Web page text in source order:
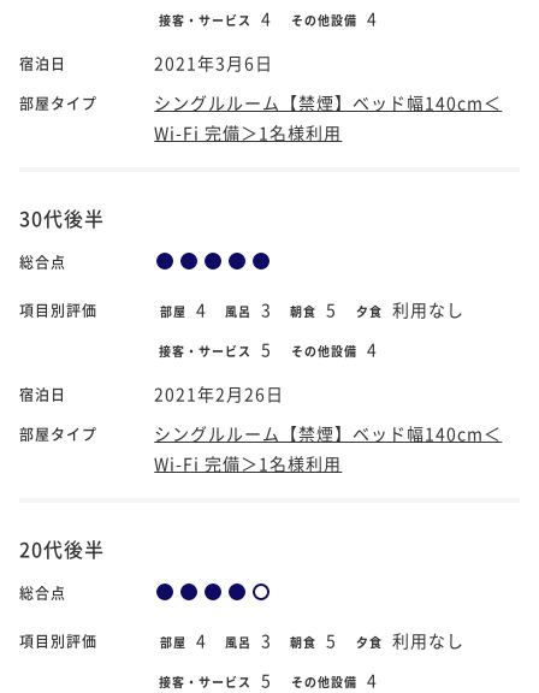
接客・サービス 4 その他設備 4
宿泊日 2021年3月6日
部屋タイプ
シングルルーム【禁煙】ベッド幅140cm＜
Wi-Fi 完備＞1名様利用
30代後半
総合点
項目別評価 部屋 4 風呂 3 朝食 5 夕食 利用なし
接客・サービス 5 その他設備 4
宿泊日 2021年2月26日
部屋タイプ
シングルルーム【禁煙】ベッド幅140cm＜
Wi-Fi 完備＞1名様利用
20代後半
総合点
項目別評価 部屋 4 風呂 3 朝食 5 夕食 利用なし
接客・サービス 5 その他設備 4